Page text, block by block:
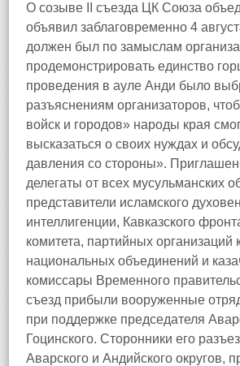
О созыве II съезда ЦК Союза
объявил заблаговременно 4
должен был по замыслам
продемонстрировать единство
проведения в ауле Анди было
разъяснениям организаторов,
войск и городов» народы края
высказаться о своих нуждах и
давления со стороны».
делегаты от всех мусульманских
представители исламского
интеллигенции, Кавказского
комитета, партийных организаций
национальных объединений и
комиссары Временного
съезд прибыли вооруженные
при поддержке председателя
Гоцинского. Сторонники его
Аварского и Андийского округов,